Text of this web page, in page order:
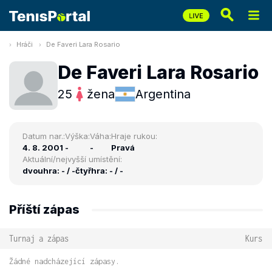
Hráči De Faveri Lara Rosario
De Faveri Lara Rosario
25 žena Argentina
Datum nar.:
4. 8. 2001
Výška:
-
Váha:
-
Hraje rukou:
Pravá
Aktuální/nejvyšší umístění:
dvouhra: - / -čtyřhra: - / -
Příští zápas
Turnaj a zápas Kurs
Žádné nadcházející zápasy.